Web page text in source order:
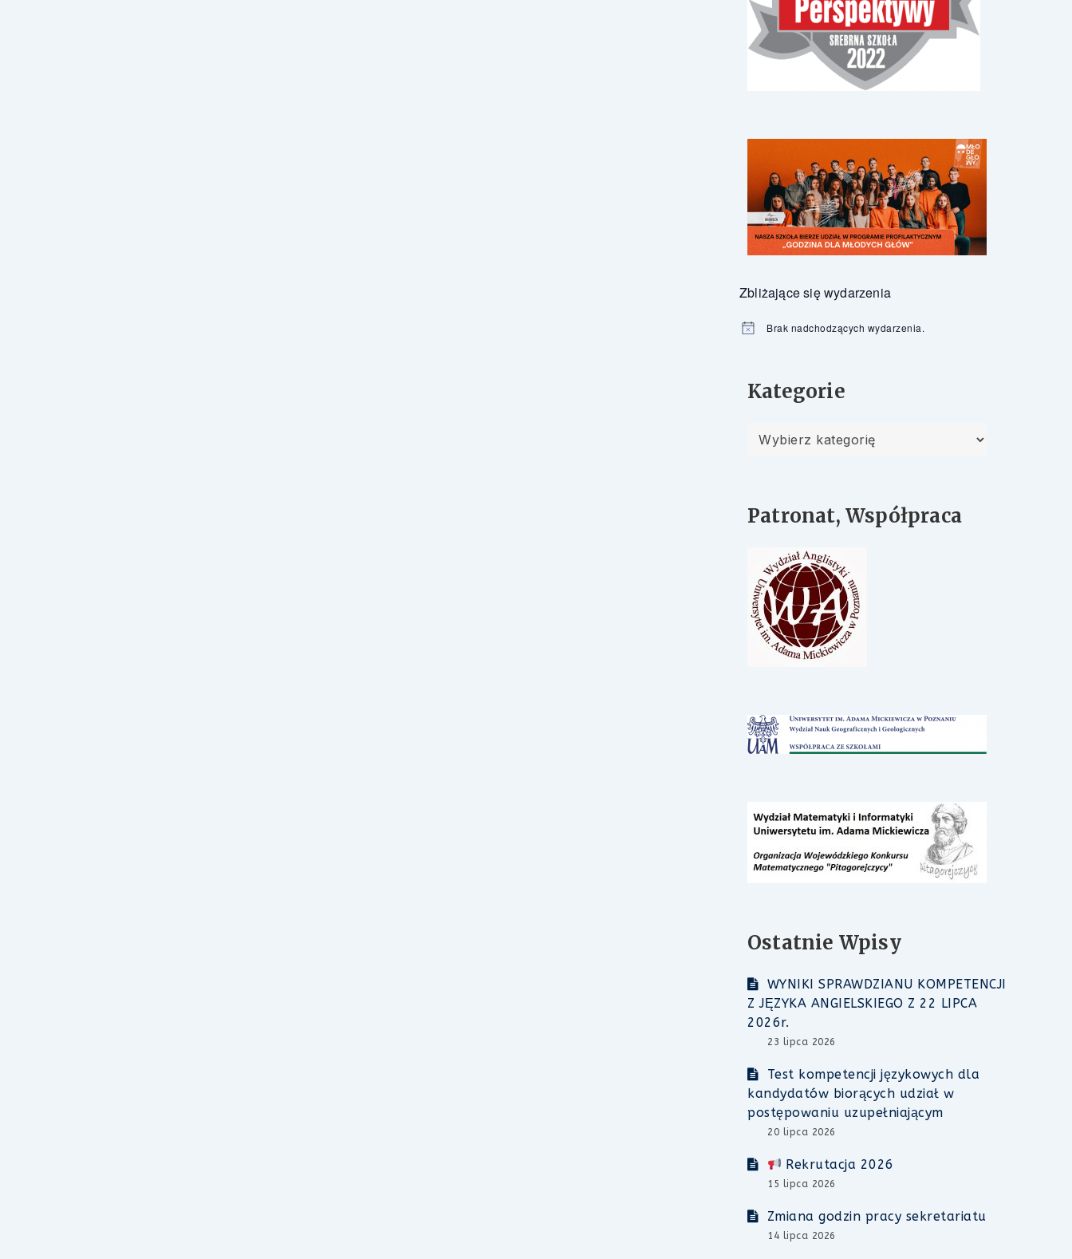
Zbliżające się wydarzenia
Powiadomienie
Brak nadchodzących wydarzenia.
Kategorie
Kategorie
Patronat, Współpraca
Ostatnie Wpisy
WYNIKI SPRAWDZIANU KOMPETENCJI
Z JĘZYKA ANGIELSKIEGO Z 22 LIPCA
2026r.
23 lipca 2026
Test kompetencji językowych dla
kandydatów biorących udział w
postępowaniu uzupełniającym
20 lipca 2026
Rekrutacja 2026
15 lipca 2026
Zmiana godzin pracy sekretariatu
14 lipca 2026